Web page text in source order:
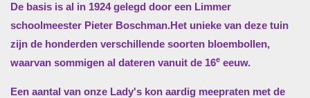
De basis is al in 1924 gelegd door een Limmer
schoolmeester Pieter Boschman.Het unieke van deze tuin
zijn de honderden verschillende soorten bloembollen,
waarvan sommigen al dateren vanuit de 16e eeuw.
Een aantal van onze Lady's kon aardig meepraten met de